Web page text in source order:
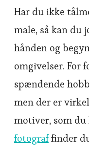
Har du ikke
male, så kan du
hånden og
omgivelser. For
spændende
men der er
motiver, som du
fotograffinder